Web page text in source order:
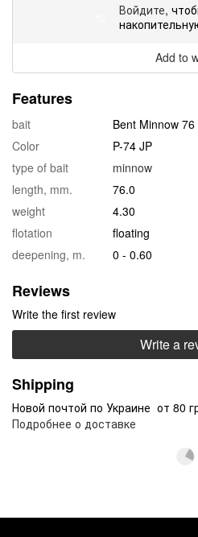
Войдите,
Add to
Features
bait
Bent Minnow 76
Color
P-74 JP
type of bait
minnow
length, mm.
76.0
weight
4.30
flotation
floating
deepening, m.
0 - 0.60
Reviews
Write the first review
Write a
Shipping
Новой почтой по Украине от 80
Подробнее о доставке